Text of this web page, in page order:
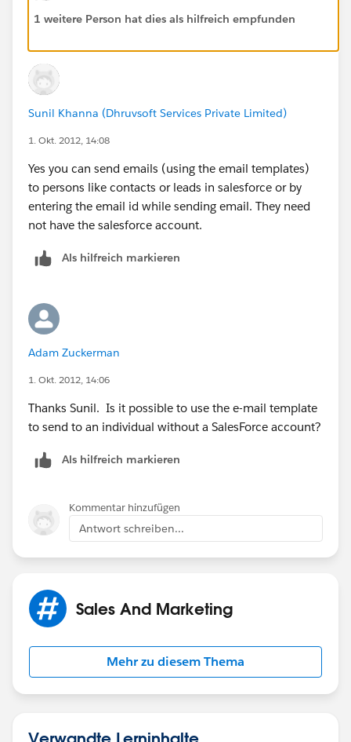
1 weitere Person hat dies als hilfreich empfunden
Sunil Khanna (Dhruvsoft Services Private Limited)
1. Okt. 2012, 14:08
Yes you can send emails (using the email templates)
to persons like contacts or leads in salesforce or by
entering the email id while sending email. They need
not have the salesforce account.
Als hilfreich markieren
Adam Zuckerman
1. Okt. 2012, 14:06
Thanks Sunil. Is it possible to use the e-mail template
to send to an individual without a SalesForce account?
Als hilfreich markieren
Kommentar hinzufügen
Antwort schreiben...
Sales And Marketing
Mehr zu diesem Thema
Verwandte Lerninhalte